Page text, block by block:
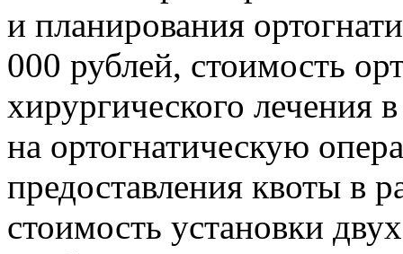
и планирования
000 рублей, стоимость
хирургического лечения
на ортогнатическую
предоставления квоты в
стоимость установки